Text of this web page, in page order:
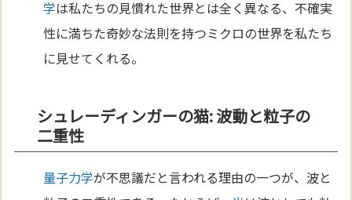
学は私たちの見慣れた世界とは全く異なる、不確実
性に満ちた奇妙な法則を持つミクロの世界を私たち
に見せてくれる。
シュレーディンガーの猫: 波動と粒子の
二重性
量子力学が不思議だと言われる理由の一つが、波と